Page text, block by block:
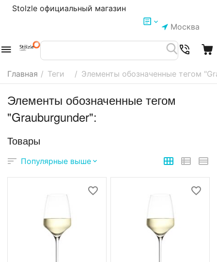
Stolzle официальный магазин
Москва
Главная / Теги / Элементы обозначенные тегом
Элементы обозначенные тегом
"Grauburgunder":
Товары
Популярные выше